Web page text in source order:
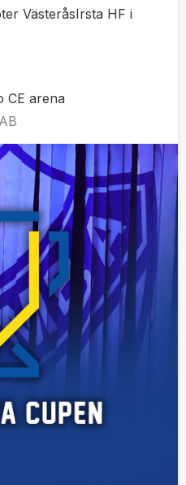
VästeråsIrsta HF i
CE arena